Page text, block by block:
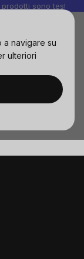
a navigare su
ulteriori
prodotti sono testati